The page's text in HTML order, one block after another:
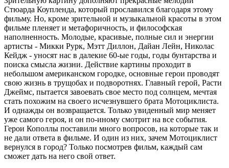
Стюарда Коупленда, который прославился благодаря этому
фильму. Но, кроме зрительной и музыкальной красоты в этом
фильме пленяет и метафоричность, и философская
наполненность. Молодые, красивые, полные сил и энергии
артисты - Микки Рурк, Мэтт Диллон, Дайан Лейн, Николас
Кейдж - уносят нас в далекие 60-ые годы, годы бунтарства и
поиска смысла жизни. Действие картины проходит в
небольшом американском городке, основные герои проводят
свою жизнь в трущобах и подворотнях. Главный герой, Расти
Джеймс, пытается завоевать свое место под солнцем, мечтая
стать похожим на своего исчезнувшего брата Мотоциклиста.
И однажды он возвращается. Только увиденный мир меняет
уже самого героя, и он по-иному смотрит на все события.
Герои Кополлы поставили много вопросов, на которые так и
не дали ответа в фильме. И один из них, зачем Мотоциклист
вернулся в город? Только посмотрев фильм, каждый сам
сможет дать на него свой ответ.